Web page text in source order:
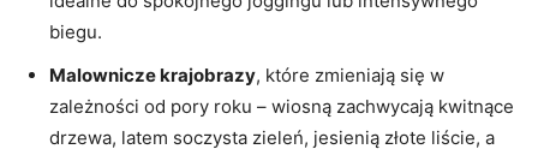
biegu.
Malownicze krajobrazy, które ⁢zmieniają się w‍
zależności ‍od ⁣pory roku – wiosną⁢ zachwycają kwitnące
⁢drzewa,⁤ latem‌ soczysta zieleń, ⁢jesienią złote liście, a